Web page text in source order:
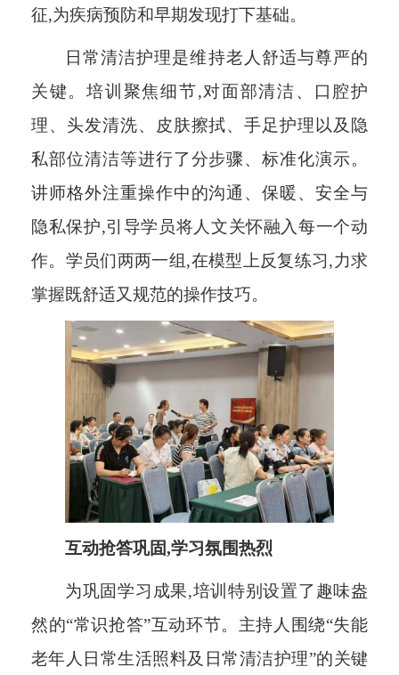
征,为疾病预防和早期发现打下基础。
日常清洁护理是维持老人舒适与尊严的
关键。培训聚焦细节,对面部清洁、口腔护
理、头发清洗、皮肤擦拭、手足护理以及隐
私部位清洁等进行了分步骤、标准化演示。
讲师格外注重操作中的沟通、保暖、安全与
隐私保护,引导学员将人文关怀融入每一个动
作。学员们两两一组,在模型上反复练习,力求
掌握既舒适又规范的操作技巧。
互动抢答巩固,学习氛围热烈
为巩固学习成果,培训特别设置了趣味盎
然的“常识抢答”互动环节。主持人围绕“失能
老年人日常生活照料及日常清洁护理”的关键